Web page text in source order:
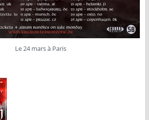
Le 24 mars à Paris